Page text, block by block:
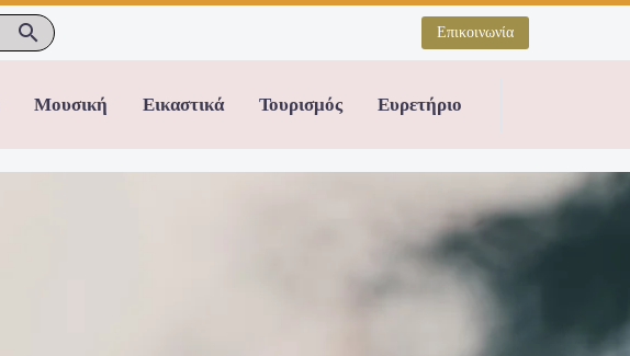
Επικοινωνία
Μουσική Εικαστικά Τουρισμός Ευρετήριο